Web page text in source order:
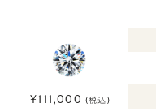
¥111,000 (税込)